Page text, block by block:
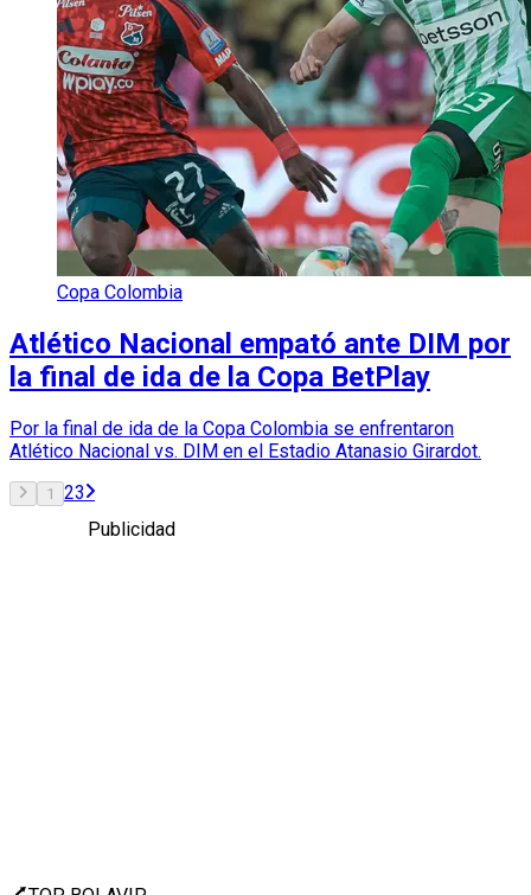
Copa Colombia
Atlético Nacional empató ante DIM por
la final de ida de la Copa BetPlay
Por la final de ida de la Copa Colombia se enfrentaron
Atlético Nacional vs. DIM en el Estadio Atanasio Girardot.
1 23
Publicidad